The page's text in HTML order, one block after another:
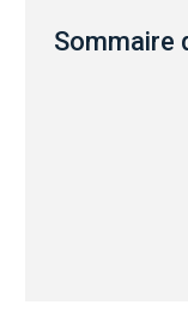
Sommaire